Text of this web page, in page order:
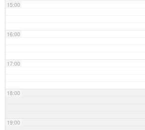
15:00
16:00
17:00
18:00
19:00